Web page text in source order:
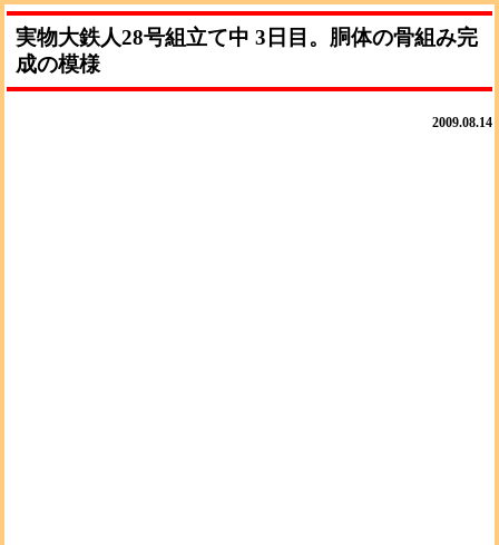
実物大鉄人28号組立て中 3日目。胴体の骨組み完
成の模様
2009.08.14